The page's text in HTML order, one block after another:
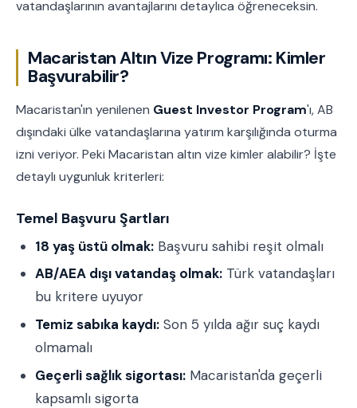
vatandaşlarının avantajlarını detaylıca öğreneceksin.
Macaristan Altın Vize Programı: Kimler
Başvurabilir?
Macaristan'ın yenilenen Guest Investor Program'ı, AB
dışındaki ülke vatandaşlarına yatırım karşılığında oturma
izni veriyor. Peki Macaristan altın vize kimler alabilir? İşte
detaylı uygunluk kriterleri:
Temel Başvuru Şartları
18 yaş üstü olmak: Başvuru sahibi reşit olmalı
AB/AEA dışı vatandaş olmak: Türk vatandaşları
bu kritere uyuyor
Temiz sabıka kaydı: Son 5 yılda ağır suç kaydı
olmamalı
Geçerli sağlık sigortası: Macaristan'da geçerli
kapsamlı sigorta